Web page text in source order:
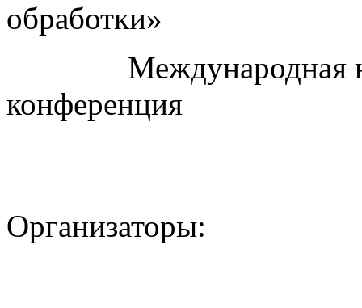
обработки»
Международная
конференция
Организаторы: